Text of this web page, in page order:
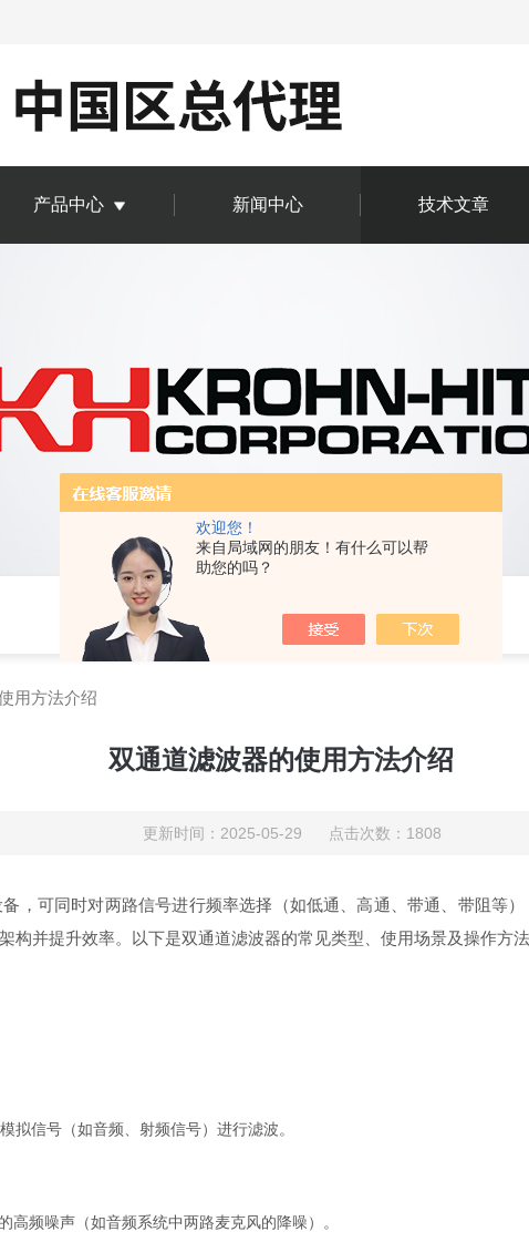
欢迎您！
来自局域网的朋友！有什么可以帮
助您的吗？
产品中心 新闻中心 技术文章
用方法介绍
双通道滤波器的使用方法介绍
更新时间：2025-05-29 点击次数：1808
，可同时对两路信号进行频率选择（如低通、高通、带通、带阻等
构并提升效率。以下是双通道滤波器的常见类型、使用场景及操作方
拟信号（如音频、射频信号）进行滤波。
频噪声（如音频系统中两路麦克风的降噪）。